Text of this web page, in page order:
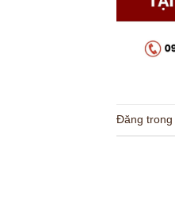
Đăng trong